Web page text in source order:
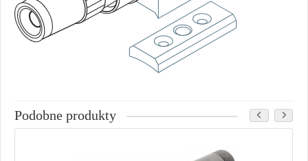
Podobne produkty